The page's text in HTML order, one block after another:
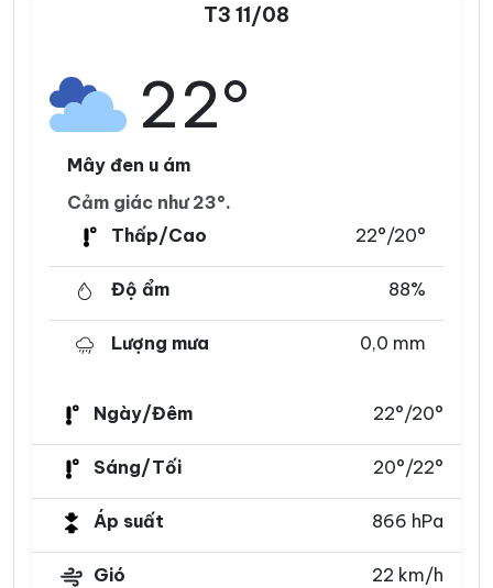
T3 11/08
22°
Mây đen u ám
Cảm giác như 23°.
Thấp/Cao
22°/20°
Độ ẩm 88%
Lượng mưa 0,0 mm
Ngày/Đêm 22°/20°
Sáng/Tối 20°/22°
Áp suất 866 hPa
Gió 22 km/h